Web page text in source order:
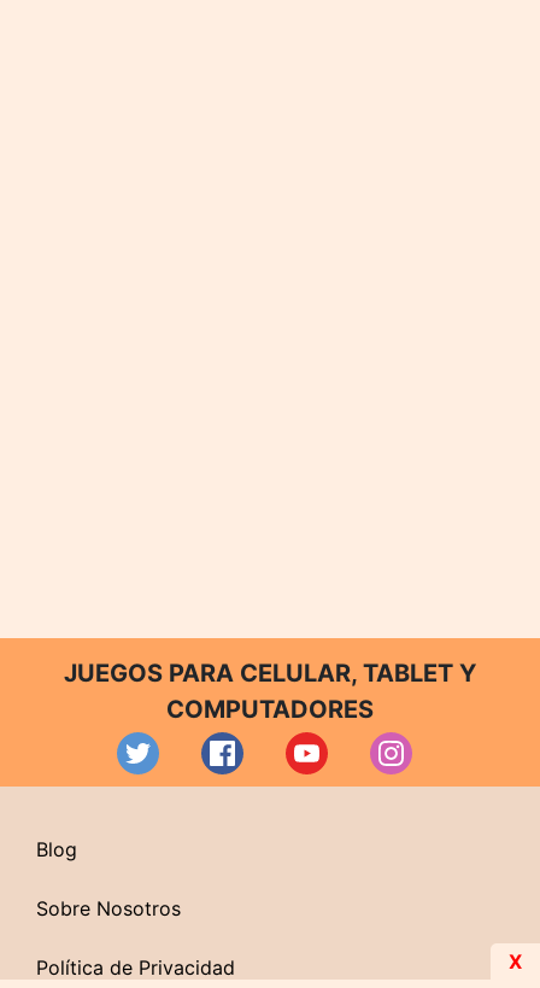
JUEGOS PARA CELULAR, TABLET Y
COMPUTADORES
Blog
Sobre Nosotros
Política de Privacidad X